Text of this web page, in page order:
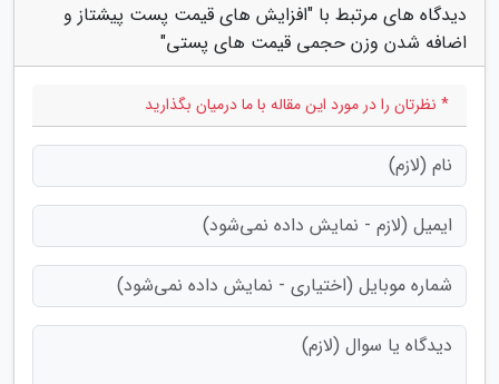
دیدگاه های مرتبط با "افزایش های قیمت پست پیشتاز و
اضافه شدن وزن حجمی قیمت های پستی"
* نظرتان را در مورد این مقاله با ما درمیان بگذارید